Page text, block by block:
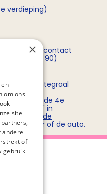
verdieping)
kun je contact
- 55 52 72 90)
met het Integraal
Ons
zich op de 4e
'De Utrecht' in
Bekijk
hier de
vervoer of de auto.
×
en
om ons
site
andere
of
gebruik